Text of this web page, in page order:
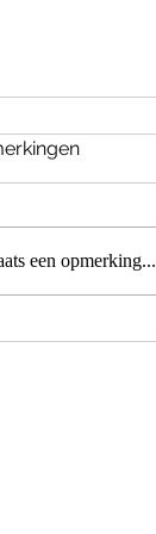
een opmerking...